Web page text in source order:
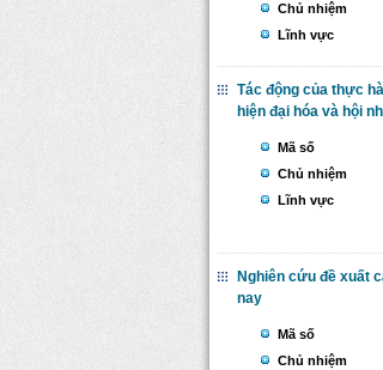
Chủ nhiệm
Lĩnh vực
Tác động của thực
hiện đại hóa và hội
Mã số
Chủ nhiệm
Lĩnh vực
Nghiên cứu đề xuất
nay
Mã số
Chủ nhiệm